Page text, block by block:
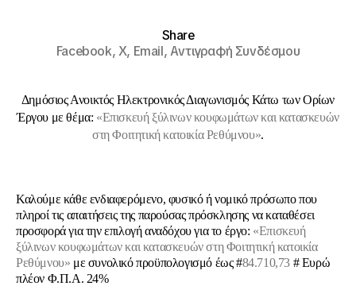
Share
Facebook,X, Email,Αντιγραφή Συνδέσμου
Δημόσιος Ανοικτός Ηλεκτρονικός Διαγωνισμός Κάτω των Ορίων
Έργου με θέμα: «Επισκευή ξύλινων κουφωμάτων και κατασκευών
στη Φοιτητική κατοικία Ρεθύμνου».
Καλούμε κάθε ενδιαφερόμενο, φυσικό ή νομικό πρόσωπο που
πληροί τις απαιτήσεις της παρούσας πρόσκλησης να καταθέσει
προσφορά για την επιλογή αναδόχου για το έργο: «Επισκευή
ξύλινων κουφωμάτων και κατασκευών στη Φοιτητική κατοικία
Ρεθύμνου» με συνολικό προϋπολογισμό έως #84.710,73 # Ευρώ
πλέον Φ.Π.Α. 24%